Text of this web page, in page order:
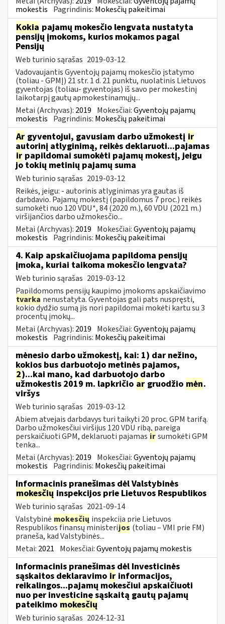
mokestis Pagrindinis: Mokesčių pakeitimai
Kokia pajamų mokesčio lengvata nustatyta
pensijų įmokoms, kurios mokamos pagal
Pensijų
Web turinio sąrašas 2019-03-12
Vadovaujantis Gyventojų pajamų mokesčio įstatymo
(toliau - GPMĮ) 21 str. 1 d. 21 punktu, nuolatinis Lietuvos
gyventojas (toliau- gyventojas) iš savo per mokestinį
laikotarpį gautų apmokestinamųjų...
Metai (Archyvas): 2019 Mokesčiai:Gyventojų pajamų
mokestis Pagrindinis: Mokesčių pakeitimai
Ar gyventojui, gavusiam darbo užmokestį ir
autorinį atlyginimą, reikės deklaruoti...pajamas
ir papildomai sumokėti pajamų mokestį, jeigu
jo tokių metinių pajamų suma
Web turinio sąrašas 2019-03-12
Reikės, jeigu: - autorinis atlyginimas yra gautas iš
darbdavio. Pajamų mokestį (papildomus 7 proc.) reikės
sumokėti nuo 120 VDU*, 84 (2020 m.), 60 VDU (2021 m.)
viršijančios darbo užmokesčio...
Metai (Archyvas): 2019 Mokesčiai:Gyventojų pajamų
mokestis Pagrindinis: Mokesčių pakeitimai
4. Kaip apskaičiuojama papildoma pensijų
įmoka, kuriai taikoma mokesčio lengvata?
Web turinio sąrašas 2019-03-12
Papildomoms pensijų kaupimo įmokoms apskaičiavimo
tvarka nenustatyta. Gyventojas gali pats nuspręsti,
kokio dydžio sumą jis nori papildomai mokėti kartu su 3
procentų įmokų...
Metai (Archyvas): 2019 Mokesčiai:Gyventojų pajamų
mokestis Pagrindinis: Mokesčių pakeitimai
mėnesio darbo užmokestį, kai: 1) dar nežino,
kokios bus darbuotojo metinės pajamos,
2)...kai mano, kad darbuotojo darbo
užmokestis 2019 m. lapkričio ar gruodžio mėn.
viršys
Web turinio sąrašas 2019-03-12
Abiem atvejais darbdavys turi taikyti 20 proc. GPM tarifą.
Darbo užmokesčiui viršijus 120 VDU ribą, pareiga
perskaičiuoti GPM, deklaruoti pajamas irsumokėti GPM
tenka...
Metai (Archyvas): 2019 Mokesčiai:Gyventojų pajamų
mokestis Pagrindinis: Mokesčių pakeitimai
Informacinis pranešimas dėl Valstybinės
mokesčių inspekcijos prie Lietuvos Respublikos
Web turinio sąrašas 2021-09-14
Valstybinė mokesčių inspekcija prie Lietuvos
Respublikos finansų ministerijos (toliau – VMI prie FM)
praneša, kad Valstybinės...
Metai: 2021 Mokesčiai:Gyventojų pajamų mokestis
Informacinis pranešimas dėl Investicinės
sąskaitos deklaravimo ir informacijos,
reikalingos...pajamų mokesčiui apskaičiuoti
nuo per investicinę sąskaitą gautų pajamų
pateikimo mokesčių
Web turinio sąrašas 2024-12-31